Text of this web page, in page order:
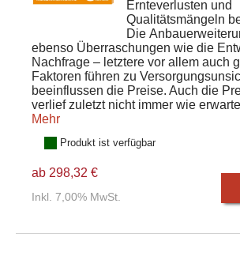
Ernteverlusten und
Qualitätsmängeln
Die
ebenso Überraschungen wie die
Nachfrage – letztere vor allem auch
Faktoren führen zu
beeinflussen die Preise. Auch die
verlief zuletzt nicht immer wie
Mehr
Produkt ist verfügbar
ab 298,32 €
Inkl. 7,00% MwSt.